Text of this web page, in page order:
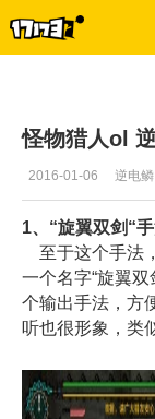
怪物猎人ol
2016-01-06 逆电鳞
1、“旋翼双剑“
至于这个手法
一个名字“旋翼
个输出手法，方
听也很形象，类